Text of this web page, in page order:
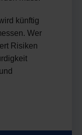
künftig
Wer
Risiken